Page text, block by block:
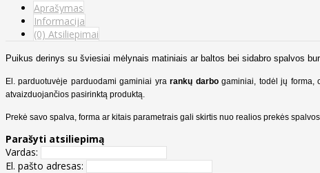
Aprašymas
Informacija
(0) Atsiliepimai
Puikus derinys su šviesiai mėlynais matiniais ar baltos bei sidabro spalvos
El. parduotuvėje parduodami gaminiai yrarankų darbogaminiai, todėl jų forma,
atvaizduojančios pasirinktą produktą.
Prekė savo spalva, forma ar kitais parametrais gali skirtis nuo realios prekės
Parašyti atsiliepimą
Vardas:
El. pašto adresas: